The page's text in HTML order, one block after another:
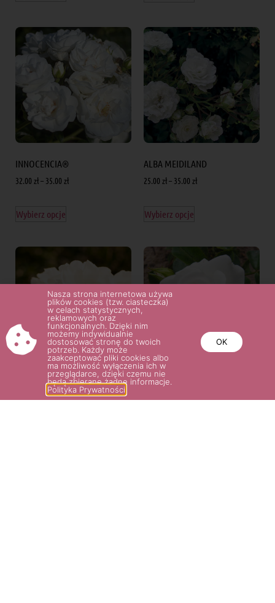
INNOCENCIA®
32.00 zł– 35.00 zł
Wybierz opcje
ALBA MEIDILAND
25.00 zł– 35.00 zł
Wybierz opcje
DIAMANT®
32.00zł
ASPIRIN ROSE®
27.00zł–36.00zł
Nasza strona internetowa używa
plików cookies (tzw. ciasteczka)
w celach statystycznych,
reklamowych oraz
funkcjonalnych. Dzięki nim
możemy indywidualnie
dostosować stronę do twoich
potrzeb. Każdy może
zaakceptować pliki cookies albo
ma możliwość wyłączenia ich w
przeglądarce, dzięki czemu nie
będą zbierane żadne informacje.
Polityka Prywatności
OK